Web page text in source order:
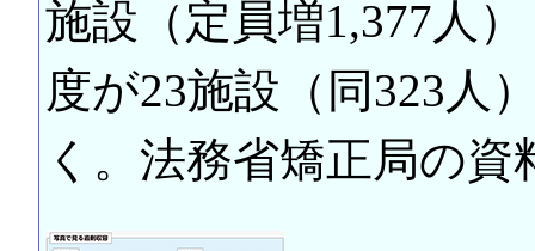
施設（定員増1,377人
度が23施設（同323人
く。法務省矯正局の